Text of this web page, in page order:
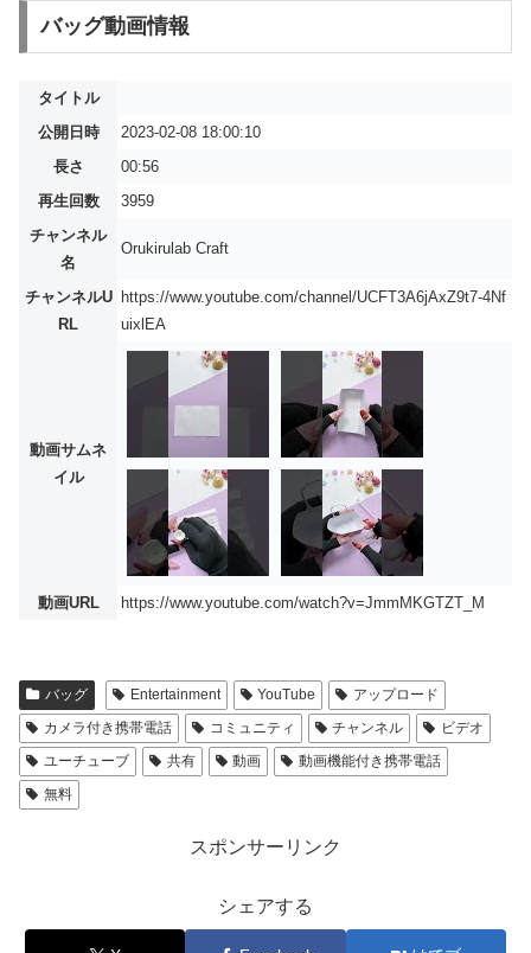
バッグ動画情報
タイトル
公開日時
2023-02-08 18:00:10
長さ
00:56
再生回数
3959
チャンネル
名
Orukirulab Craft
チャンネルU
RL
https://www.youtube.com/channel/UCFT3A6jAxZ9t7-4Nf
uixlEA
動画サムネ
イル
動画URL https://www.youtube.com/watch?v=JmmMKGTZT_M
バッグ Entertainment YouTube
アップロード
カメラ付き携帯電話
コミュニティ チャンネル
ビデオ
ユーチューブ
共有 動画
動画機能付き携帯電話
無料
スポンサーリンク
シェアする